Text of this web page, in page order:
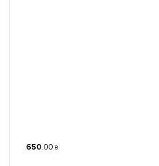
650.00 ₴